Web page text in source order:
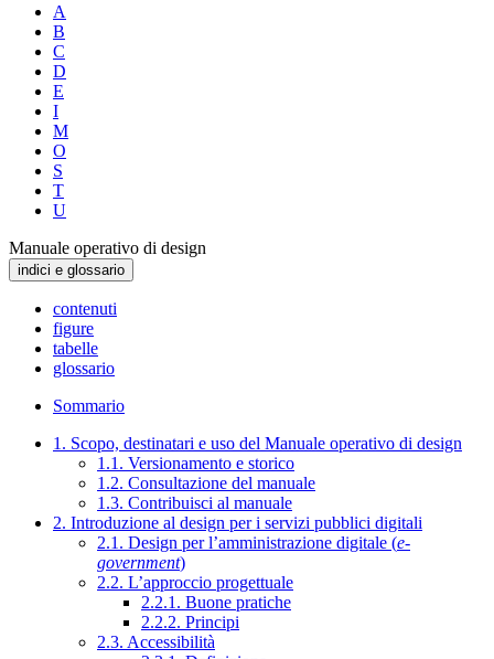
A
B
C
D
E
I
M
O
S
T
U
Manuale operativo di design
indici e glossario
contenuti
figure
tabelle
glossario
Sommario
1. Scopo, destinatari e uso del Manuale operativo di design
1.1. Versionamento e storico
1.2. Consultazione del manuale
1.3. Contribuisci al manuale
2. Introduzione al design per i servizi pubblici digitali
2.1. Design per l’amministrazione digitale (e-
government)
2.2. L’approccio progettuale
2.2.1. Buone pratiche
2.2.2. Principi
2.3. Accessibilità